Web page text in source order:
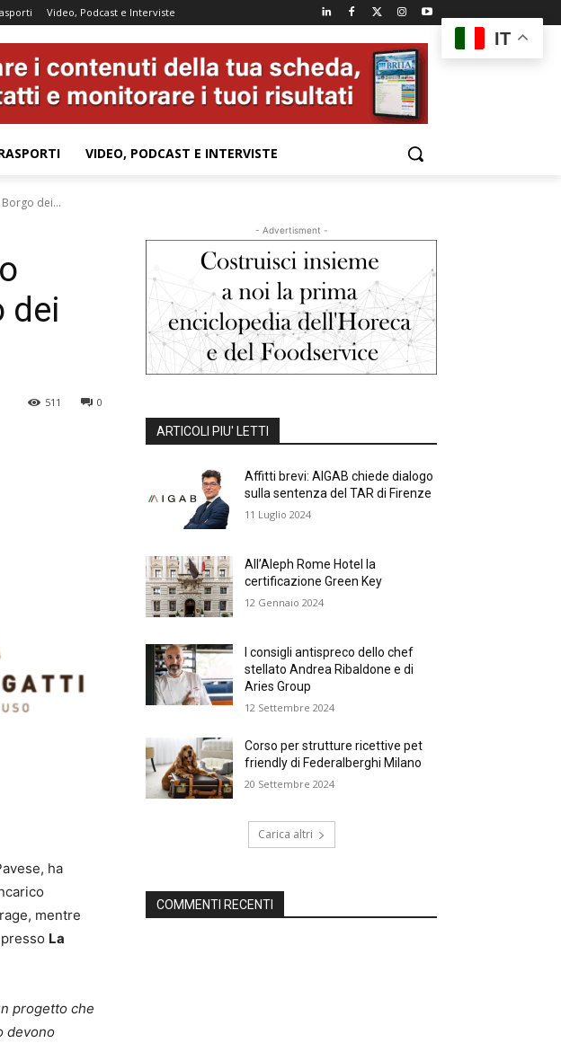
Video, Podcast e Interviste
VIDEO, PODCAST E INTERVISTE
dei...
dei
0
511
ha
mentre
La
progetto che
devono
- Advertisment -
ARTICOLI PIU' LETTI
Affitti brevi: AIGAB chiede dialogo
sulla sentenza del TAR di Firenze
11 Luglio 2024
All’Aleph Rome Hotel la
certificazione Green Key
12 Gennaio 2024
I consigli antispreco dello chef
stellato Andrea Ribaldone e di
Aries Group
12 Settembre 2024
Corso per strutture ricettive pet
friendly di Federalberghi Milano
20 Settembre 2024
Carica altri
COMMENTI RECENTI
IT